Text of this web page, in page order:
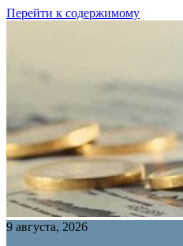
Перейти к содержимому
9 августа, 2026